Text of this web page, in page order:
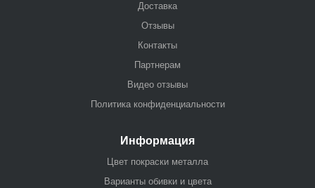
Доставка
Отзывы
Контакты
Партнерам
Видео отзывы
Политика конфиденциальности
Информация
Цвет покраски металла
Варианты обивки и цвета